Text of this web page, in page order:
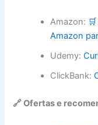
Amazon:
Amazon
Udemy:
ClickBank:
🔗 Ofertas e